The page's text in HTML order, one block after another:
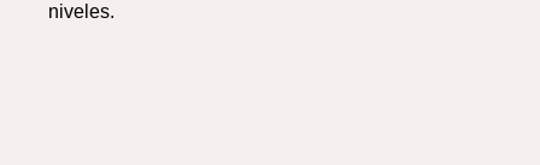
niveles.